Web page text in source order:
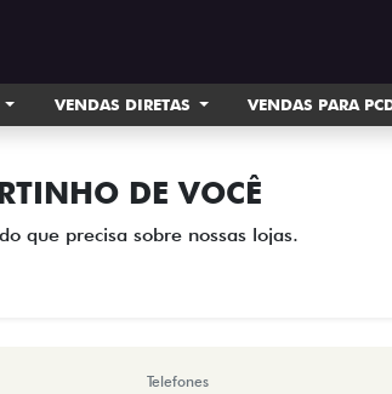
VENDAS DIRETAS VENDAS PARA
DE VOCÊ
que precisa sobre nossas lojas.
Telefones